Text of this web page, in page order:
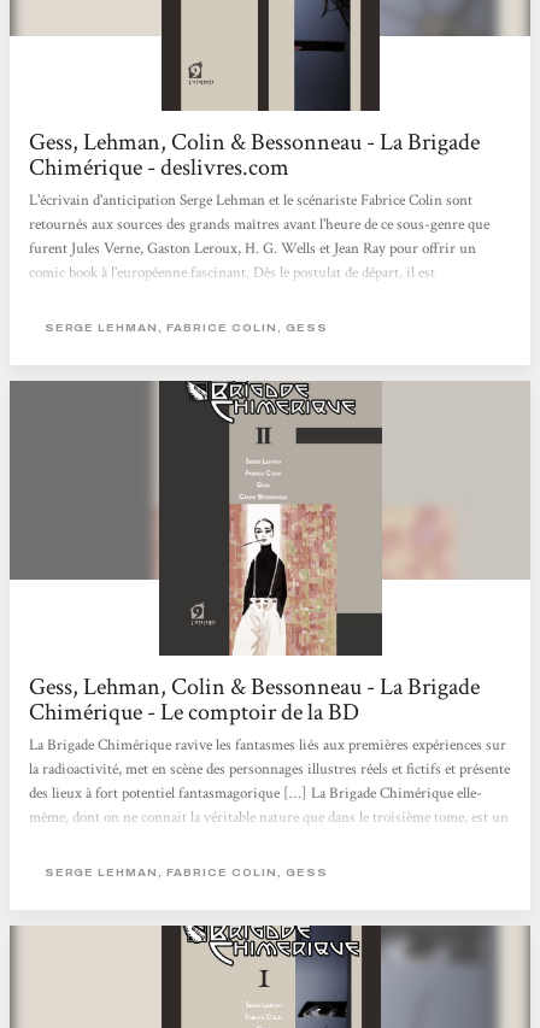
Gess, Lehman, Colin & Bessonneau - La Brigade
Chimérique - deslivres.com
L'écrivain d'anticipation Serge Lehman et le scénariste Fabrice Colin sont
retournés aux sources des grands maîtres avant l'heure de ce sous-genre que
furent Jules Verne, Gaston Leroux, H. G. Wells et Jean Ray pour offrir un
comic book à l'européenne fascinant. Dès le postulat de départ, il est
: au coeur de la boucherie de 14-18, des soldats intoxiqués par les gaz auraient
de l'un d'eux. Un homme capable de se diviser en quatre entités,...
SERGE LEHMAN, FABRICE COLIN, GESS
Gess, Lehman, Colin & Bessonneau - La Brigade
Chimérique - Le comptoir de la BD
La Brigade Chimérique ravive les fantasmes liés aux premières expériences sur
la radioactivité, met en scène des personnages illustres réels et fictifs et présente
des lieux à fort potentiel fantasmagorique […] La Brigade Chimérique elle-
même, dont on ne connait la véritable nature que dans le troisième tome, est un
l’humanité et la bestialité. Il est difficile de raconter l’histoire de cette série,
SERGE LEHMAN, FABRICE COLIN, GESS